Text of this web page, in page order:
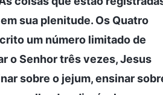
sua plenitude. Os Quatro
um número limitado de
o Senhor três vezes, Jesus
sobre o jejum, ensinar